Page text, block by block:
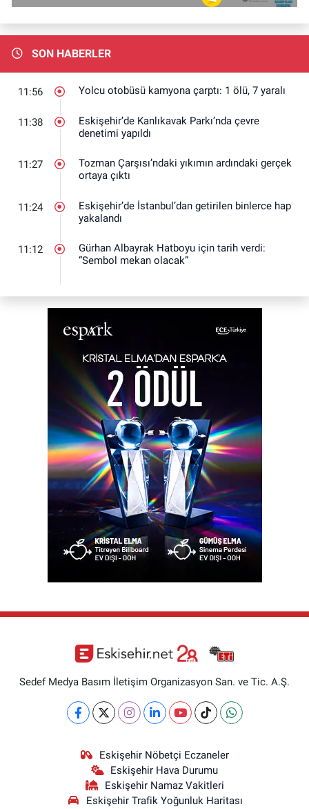
SON HABERLER
11:56 Yolcu otobüsü kamyona çarptı: 1 ölü, 7 yaralı
11:38
Eskişehir’de Kanlıkavak Parkı’nda çevre
denetimi yapıldı
11:27
Tozman Çarşısı’ndaki yıkımın ardındaki gerçek
ortaya çıktı
11:24
Eskişehir’de İstanbul’dan getirilen binlerce hap
yakalandı
11:12
Gürhan Albayrak Hatboyu için tarih verdi:
“Sembol mekan olacak”
Sedef Medya Basım İletişim Organizasyon San. ve Tic. A.Ş.
Eskişehir Nöbetçi Eczaneler
Eskişehir Hava Durumu
Eskişehir Namaz Vakitleri
Eskişehir Trafik Yoğunluk Haritası